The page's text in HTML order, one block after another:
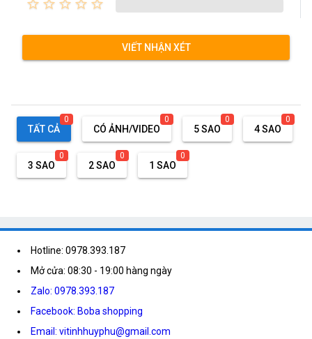
star_border star_border star_border star_border star_border
VIẾT NHẬN XÉT
TẤT CẢ
0
CÓ ẢNH/VIDEO
0
5 SAO
0
4 SAO
0
3 SAO
0
2 SAO
0
1 SAO
0
Hotline: 0978.393.187
Mở cửa: 08:30 - 19:00 hàng ngày
Zalo: 0978.393.187
Facebook: Boba shopping
Email: vitinhhuyphu@gmail.com